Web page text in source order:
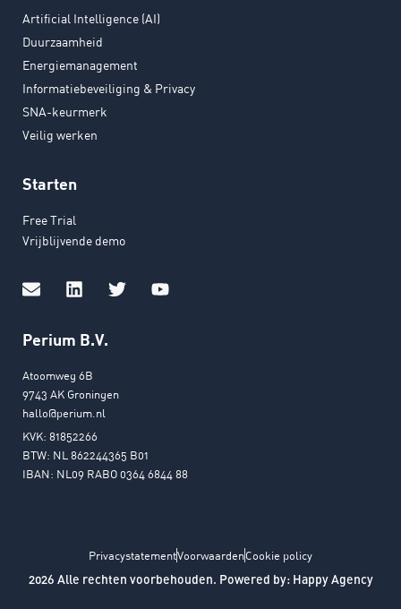
Artificial Intelligence (AI)
Duurzaamheid
Energiemanagement
Informatiebeveiliging & Privacy
SNA-keurmerk
Veilig werken
Starten
Free Trial
Vrijblijvende demo
Perium B.V.
Atoomweg 6B
9743 AK Groningen
hallo@perium.nl
KVK: 81852266
BTW: NL 862244365 B01
IBAN: NL09 RABO 0364 6844 88
2026 Alle rechten voorbehouden. Powered by: Happy Agency
PrivacystatementVoorwaardenCookie policy